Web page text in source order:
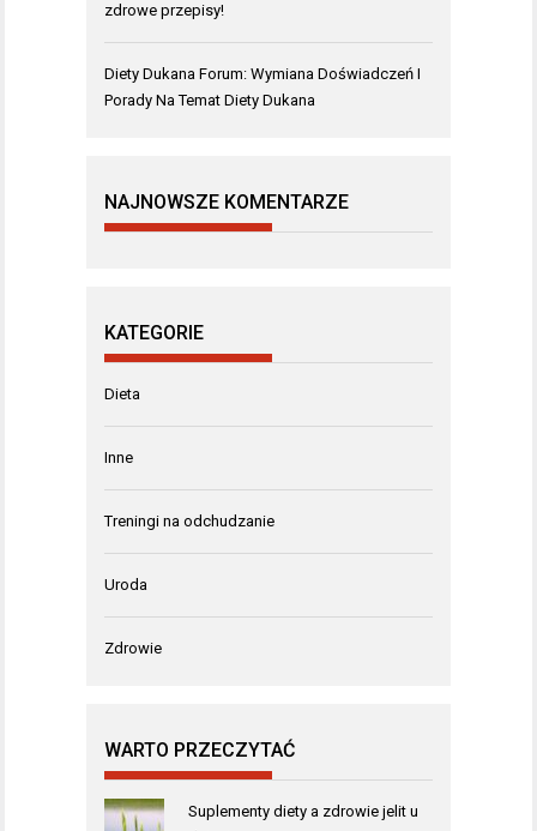
zdrowe przepisy!
Diety Dukana Forum: Wymiana Doświadczeń I
Porady Na Temat Diety Dukana
NAJNOWSZE KOMENTARZE
KATEGORIE
Dieta
Inne
Treningi na odchudzanie
Uroda
Zdrowie
WARTO PRZECZYTAĆ
Suplementy diety a zdrowie jelit u